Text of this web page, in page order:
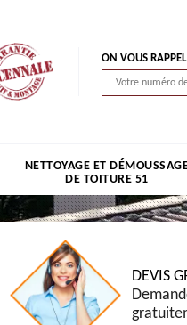
ON VOUS
NETTOYAGE ET
DE TOITURE 51
DEVIS